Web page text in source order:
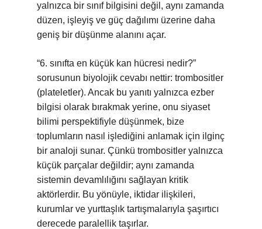
yalnızca bir sınıf bilgisini değil, aynı zamanda
düzen, işleyiş ve güç dağılımı üzerine daha
geniş bir düşünme alanını açar.
“6. sınıfta en küçük kan hücresi nedir?”
sorusunun biyolojik cevabı nettir: trombositler
(plateletler). Ancak bu yanıtı yalnızca ezber
bilgisi olarak bırakmak yerine, onu siyaset
bilimi perspektifiyle düşünmek, bize
toplumların nasıl işlediğini anlamak için ilginç
bir analoji sunar. Çünkü trombositler yalnızca
küçük parçalar değildir; aynı zamanda
sistemin devamlılığını sağlayan kritik
aktörlerdir. Bu yönüyle, iktidar ilişkileri,
kurumlar ve yurttaşlık tartışmalarıyla şaşırtıcı
derecede paralellik taşırlar.